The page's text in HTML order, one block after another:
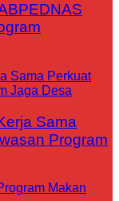
Sama
Program